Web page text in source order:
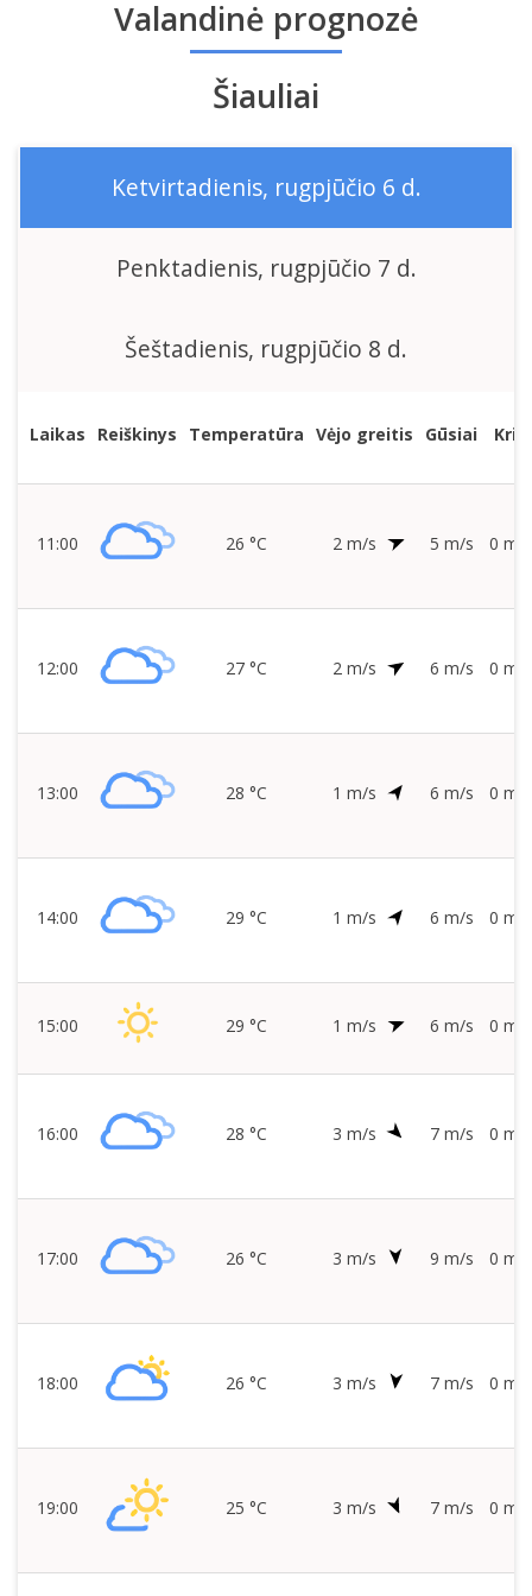
Valandinė prognozė
Šiauliai
Ketvirtadienis, rugpjūčio 6 d.
Penktadienis, rugpjūčio 7 d.
Šeštadienis, rugpjūčio 8 d.
Laikas Reiškinys Temperatūra Vėjo greitis Gūsiai
11:00 26 °C 2 m/s 5 m/s 0
12:00 27 °C 2 m/s 6 m/s 0
13:00 28 °C 1 m/s 6 m/s 0
14:00 29 °C 1 m/s 6 m/s 0
15:00 29 °C 1 m/s 6 m/s 0
16:00 28 °C 3 m/s 7 m/s 0
17:00 26 °C 3 m/s 9 m/s 0
18:00 26 °C 3 m/s 7 m/s 0
19:00 25 °C 3 m/s 7 m/s 0